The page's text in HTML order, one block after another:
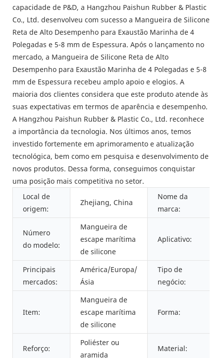
capacidade de P&D, a Hangzhou Paishun Rubber & Plastic
Co., Ltd. desenvolveu com sucesso a Mangueira de Silicone
Reta de Alto Desempenho para Exaustão Marinha de 4
Polegadas e 5-8 mm de Espessura. Após o lançamento no
mercado, a Mangueira de Silicone Reta de Alto
Desempenho para Exaustão Marinha de 4 Polegadas e 5-8
mm de Espessura recebeu amplo apoio e elogios. A
maioria dos clientes considera que este produto atende às
suas expectativas em termos de aparência e desempenho.
A Hangzhou Paishun Rubber & Plastic Co., Ltd. reconhece
a importância da tecnologia. Nos últimos anos, temos
investido fortemente em aprimoramento e atualização
tecnológica, bem como em pesquisa e desenvolvimento de
novos produtos. Dessa forma, conseguimos conquistar
uma posição mais competitiva no setor.
Local de
origem:
Zhejiang, China
Nome da
marca:
Número
do modelo:
Mangueira de
escape marítima
de silicone
Aplicativo:
Principais
mercados:
América/Europa/
Ásia
Tipo de
negócio:
Item:
Mangueira de
escape marítima
de silicone
Forma:
Reforço:
Poliéster ou
aramida
Material: